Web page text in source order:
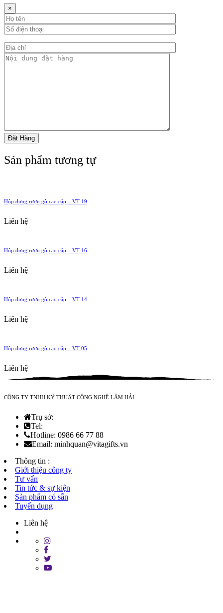
×
Sản phẩm tương tự
Hộp đựng rượu gỗ cao cấp – VT 19
Liên hệ
Hộp đựng rượu gỗ cao cấp – VT 16
Liên hệ
Hộp đựng rượu gỗ cao cấp – VT 14
Liên hệ
Hộp đựng rượu gỗ cao cấp – VT 05
Liên hệ
CÔNG TY TNHH KỸ THUẬT CÔNG NGHỆ LÂM HẢI
Trụ sở:
Tel:
Hotline: 0986 66 77 88
Email: minhquan@vitagifts.vn
Thông tin :
Giới thiệu công ty
Tư vấn
Tin tức & sự kiện
Sản phẩm có sẵn
Tuyển dụng
Liên hệ